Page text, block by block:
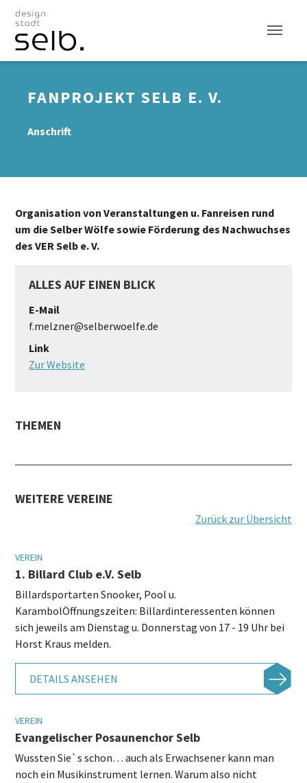
Zum Hauptinhalt
FANPROJEKT SELB E. V.
Anschrift
Organisation von Veranstaltungen u. Fanreisen rund
um die Selber Wölfe sowie Förderung des Nachwuchses
des VER Selb e. V.
ALLES AUF EINEN BLICK
E-Mail
f.melzner@selberwoelfe.de
Link
Zur Website
THEMEN
WEITERE VEREINE
Zurück zur Übersicht
VEREIN
1. Billard Club e.V. Selb
Billardsportarten Snooker, Pool u.
KarambolÖffnungszeiten: Billardinteressenten können
sich jeweils am Dienstag u. Donnerstag von 17 - 19 Uhr bei
Horst Kraus melden.
DETAILS ANSEHEN
VEREIN
Evangelischer Posaunenchor Selb
Wussten Sie`s schon… auch als Erwachsener kann man
noch ein Musikinstrument lernen. Warum also nicht